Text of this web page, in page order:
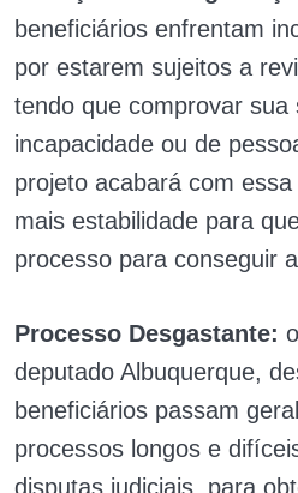
beneficiários enfrentam
por estarem sujeitos a
tendo que comprovar sua
incapacidade ou de
projeto acabará com
mais estabilidade para
processo para conseguir
Processo Desgastante:
deputado Albuquerque,
beneficiários passam
processos longos e
disputas judiciais, para